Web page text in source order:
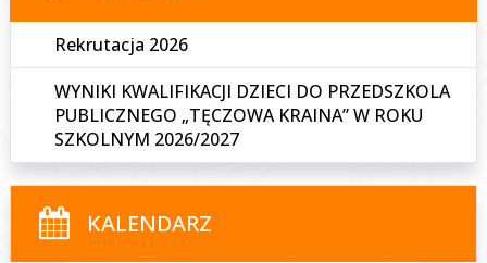
Rekrutacja 2026
WYNIKI KWALIFIKACJI DZIECI DO PRZEDSZKOLA
PUBLICZNEGO „TĘCZOWA KRAINA” W ROKU
SZKOLNYM 2026/2027
KALENDARZ